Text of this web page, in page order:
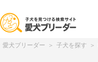
愛犬ブリーダー 子犬を探す